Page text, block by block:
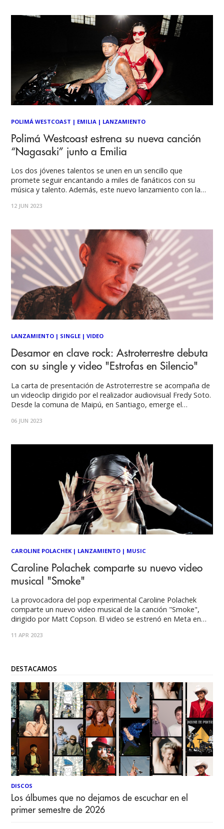
André
POLIMÁ WESTCOAST | EMILIA | LANZAMIENTO
Polimá Westcoast estrena su nueva canción
“Nagasaki” junto a Emilia
Los dos jóvenes talentos se unen en un sencillo que
promete seguir encantando a miles de fanáticos con su
música y talento. Además, este nuevo lanzamiento con la
Música Urbano de la cadena
12 JUN 2023
LANZAMIENTO | SINGLE |VIDEO
Desamor en clave rock: Astroterrestre debuta
con su single y video "Estrofas en Silencio"
La carta de presentación de Astroterrestre se acompaña de
un videoclip dirigido por el realizador audiovisual Fredy Soto.
Desde la comuna de Maipú, en Santiago, emerge el
Fernando Estrada, quien después del fallecimiento de su
06 JUN 2023
CAROLINE POLACHEK| LANZAMIENTO | MUSIC
Caroline Polachek comparte su nuevo video
musical "Smoke"
La provocadora del pop experimental Caroline Polachek
comparte un nuevo video musical de la canción "Smoke",
dirigido por Matt Copson. El video se estrenó en Meta en
después estará disponible en todas las demás plataformas
11 APR 2023
DESTACAMOS
DISCOS
Los álbumes que no dejamos de escuchar en el
primer semestre de 2026